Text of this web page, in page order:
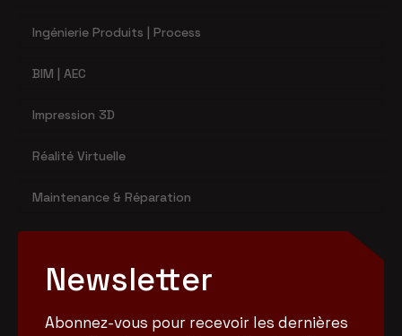
Ingénierie Produits | Process
BIM | AEC
Impression 3D
Réalité Virtuelle
Maintenance & Réparation
Newsletter
Abonnez-vous pour recevoir les dernières